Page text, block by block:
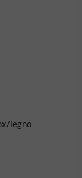
produttori
La Gerla
in
di
paga.
legno